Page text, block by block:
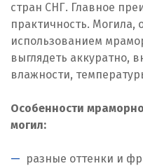
стран СНГ. Главное
практичность. Могила,
использованием
выглядеть аккуратно,
влажности,
Особенности
могил:
разные оттенки и